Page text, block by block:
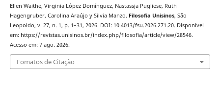
Ellen Waithe, Virginia López Domínguez, Nastassja Pugliese, Ruth
Hagengruber, Carolina Araújo y Silvia Manzo. Filosofia Unisinos, São
Leopoldo, v. 27, n. 1, p. 1–31, 2026. DOI: 10.4013/fsu.2026.271.20. Disponível
em: https://revistas.unisinos.br/index.php/filosofia/article/view/28546.
Acesso em: 7 ago. 2026.
Fomatos de Citação